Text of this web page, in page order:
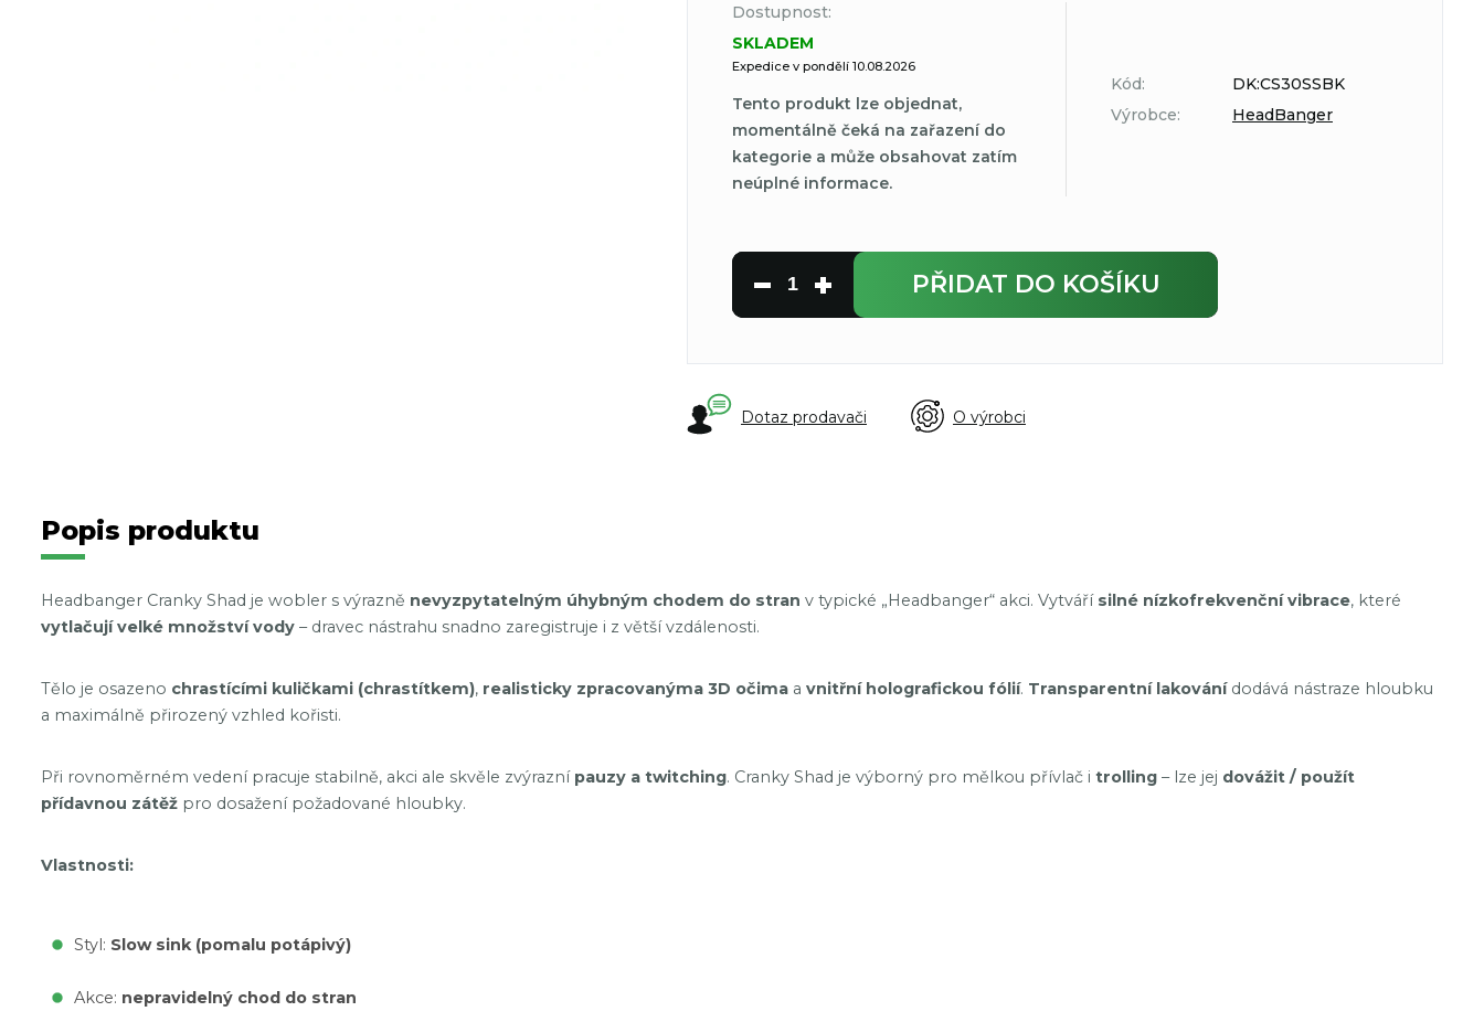
Dostupnost:
SKLADEM
Expedice v pondělí 10.08.2026
Tento produkt lze objednat,
momentálně čeká na zařazení do
kategorie a může obsahovat zatím
neúplné informace.
Kód:
DK:CS30SSBK
Výrobce:
HeadBanger
PŘIDAT DO KOŠÍKU
Dotaz prodavači O výrobci
Popis produktu
Headbanger Cranky Shad je wobler s výrazně nevyzpytatelným úhybným chodem do stran v typické „Headbanger“ akci. Vytváří silné nízkofrekvenční vibrace, které
vytlačují velké množství vody – dravec nástrahu snadno zaregistruje i z větší vzdálenosti.
Tělo je osazeno chrastícími kuličkami (chrastítkem), realisticky zpracovanýma 3D očima a vnitřní holografickou fólií. Transparentní lakovánídodává nástraze hloubku
a maximálně přirozený vzhled kořisti.
Při rovnoměrném vedení pracuje stabilně, akci ale skvěle zvýrazní pauzy a twitching. Cranky Shad je výborný pro mělkou přívlač i trolling – lze jej dovážit / použít
přídavnou zátěž pro dosažení požadované hloubky.
Vlastnosti:
Styl: Slow sink (pomalu potápivý)
Akce: nepravidelný chod do stran